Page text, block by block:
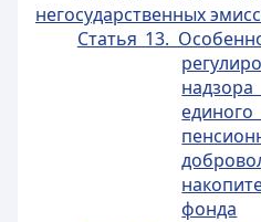
негосударственных
Статья 13.
фонда